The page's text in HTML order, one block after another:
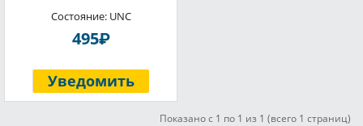
Состояние: UNC
495P
Уведомить
Показано с 1 по 1 из 1 (всего 1 страниц)